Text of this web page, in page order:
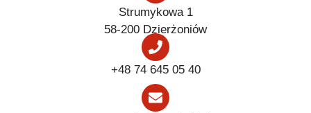
Strumykowa 1
58-200 Dzierżoniów
+48 74 645 05 40